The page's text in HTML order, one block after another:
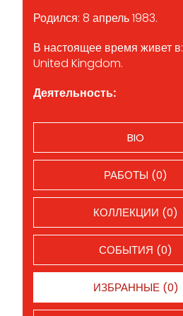
Родился: 8 апрель 1983.
В настоящее время живет в:
United Kingdom.
Деятельность:
BIO
РАБОТЫ (0)
КОЛЛЕКЦИИ (0)
СОБЫТИЯ (0)
ИЗБРАННЫЕ (0)